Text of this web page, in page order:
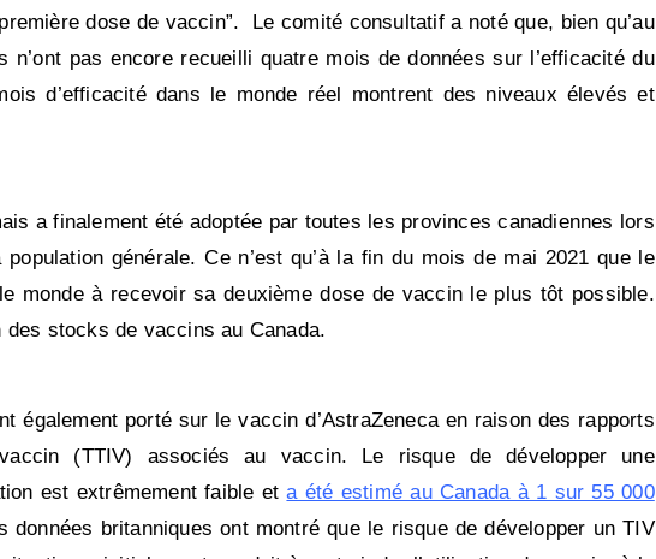
dose de vaccin”. Le comité consultatif a noté que, bien qu’au
pas encore recueilli quatre mois de données sur l’efficacité du
d’efficacité dans le monde réel montrent des niveaux élevés et
a finalement été adoptée par toutes les provinces canadiennes lors
générale. Ce n’est qu’à la fin du mois de mai 2021 que le
monde à recevoir sa deuxième dose de vaccin le plus tôt possible.
des stocks de vaccins au Canada.
également porté sur le vaccin d’AstraZeneca en raison des rapports
(TTIV) associés au vaccin. Le risque de développer une
est extrêmement faible eta été estimé au Canada à 1 sur 55 000
données britanniques ont montré que le risque de développer un TIV